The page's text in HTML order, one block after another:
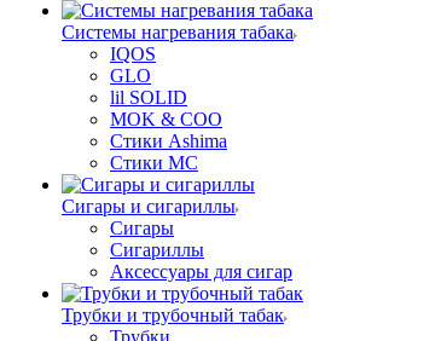
Системы нагревания табака
IQOS
GLO
lil SOLID
MOK & COO
Стики Ashima
Стики MC
Сигары и сигариллы
Сигары
Сигариллы
Аксессуары для сигар
Трубки и трубочный табак
Трубки